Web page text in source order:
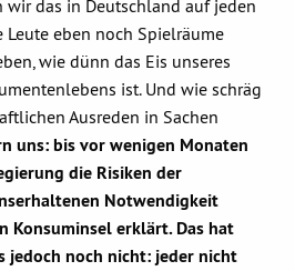
das in Deutschland auf jeden
eben noch Spielräume
wie dünn das Eis unseres
ist. Und wie schräg
Ausreden in Sachen
uns: bis vor wenigen Monaten
die Risiken der
Notwendigkeit
Konsuminsel erklärt. Das hat
jedoch noch nicht: jeder nicht